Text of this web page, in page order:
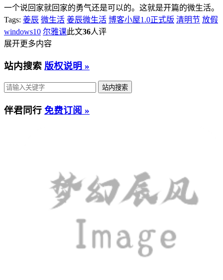
一个说回家就回家的勇气还是可以的。这就是开篇的微生活。
Tags: 姜辰 微生活 姜辰微生活 博客小屋1.0正式版 清明节 放假
windows10 尔雅课此文36人评
展开更多内容
站内搜索 版权说明 »
伴君同行 免费订阅 »